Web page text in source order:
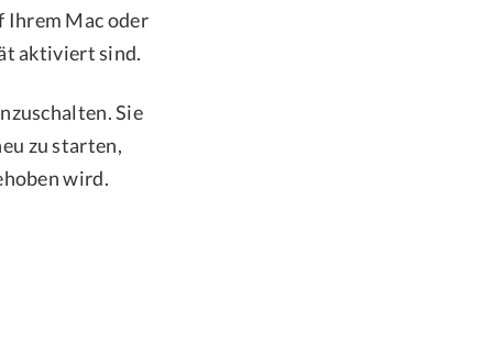
Ihrem Mac oder
aktiviert sind.
Sie
zu starten,
wird.